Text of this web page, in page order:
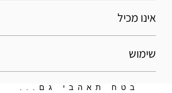
אינו מכיל
שימוש
בטח תאהבי גם...